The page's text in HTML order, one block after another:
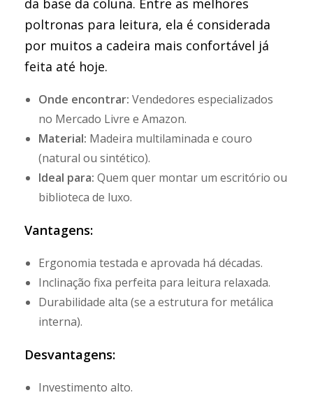
da base da coluna. Entre as melhores
poltronas para leitura, ela é considerada
por muitos a cadeira mais confortável já
feita até hoje.
Onde encontrar: Vendedores especializados
no Mercado Livre e Amazon.
Material: Madeira multilaminada e couro
(natural ou sintético).
Ideal para: Quem quer montar um escritório ou
biblioteca de luxo.
Vantagens:
Ergonomia testada e aprovada há décadas.
Inclinação fixa perfeita para leitura relaxada.
Durabilidade alta (se a estrutura for metálica
interna).
Desvantagens:
Investimento alto.